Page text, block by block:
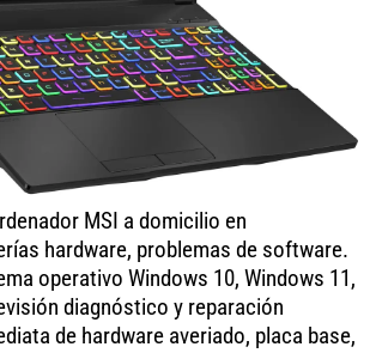
MSI a domicilio en
hardware, problemas de software.
operativo Windows 10, Windows 11,
diagnóstico y reparación
de hardware averiado, placa base,